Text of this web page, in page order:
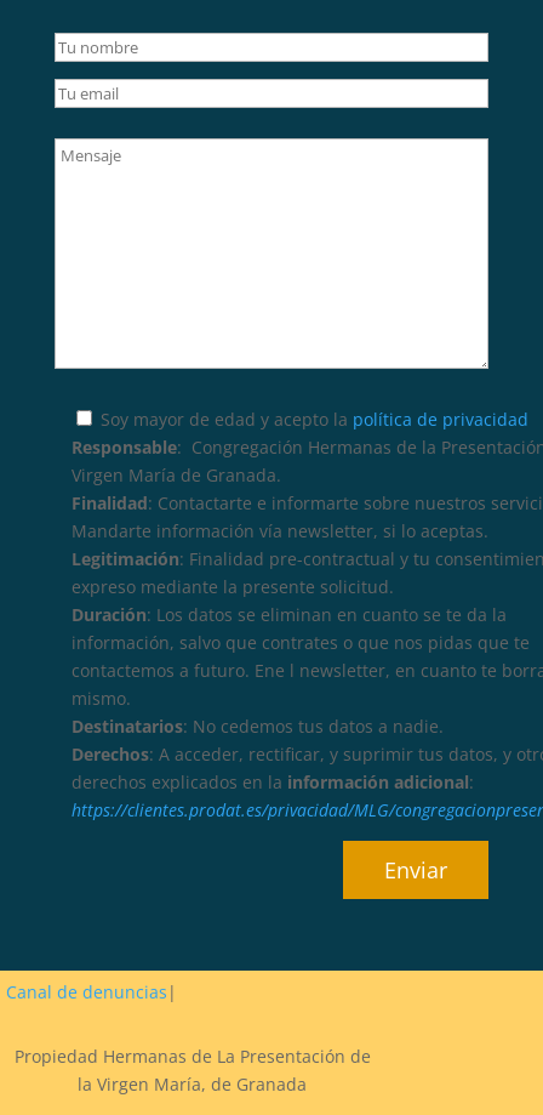
Soy mayor de edad y acepto la política de privacidad
Responsable: Congregación Hermanas de la
Virgen María de Granada.
Finalidad: Contactarte e informarte sobre nuestros
Mandarte información vía newsletter, si lo aceptas.
Legitimación: Finalidad pre-contractual y tu
expreso mediante la presente solicitud.
Duración: Los datos se eliminan en cuanto se te da la
información, salvo que contrates o que nos pidas que te
contactemos a futuro. Ene l newsletter, en cuanto te
mismo.
Destinatarios: No cedemos tus datos a nadie.
Derechos: A acceder, rectificar, y suprimir tus datos, y
derechos explicados en la información adicional:
https://clientes.prodat.es/privacidad/MLG/
Canal de denuncias |
Propiedad Hermanas de La Presentación de
la Virgen María, de Granada